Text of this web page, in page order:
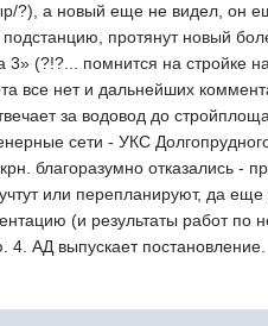
а новый еще не видел, он
протянут новый
(?!?... помнится на стройке
все нет и дальнейших
за водовод до
сети - УКС
благоразумно отказались -
или перепланируют, да еще
(и результаты работ по
АД выпускает постановление.